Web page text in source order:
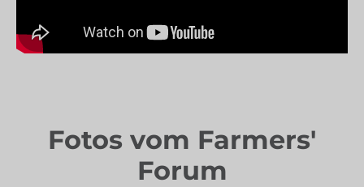
Fotos vom Farmers'
Forum